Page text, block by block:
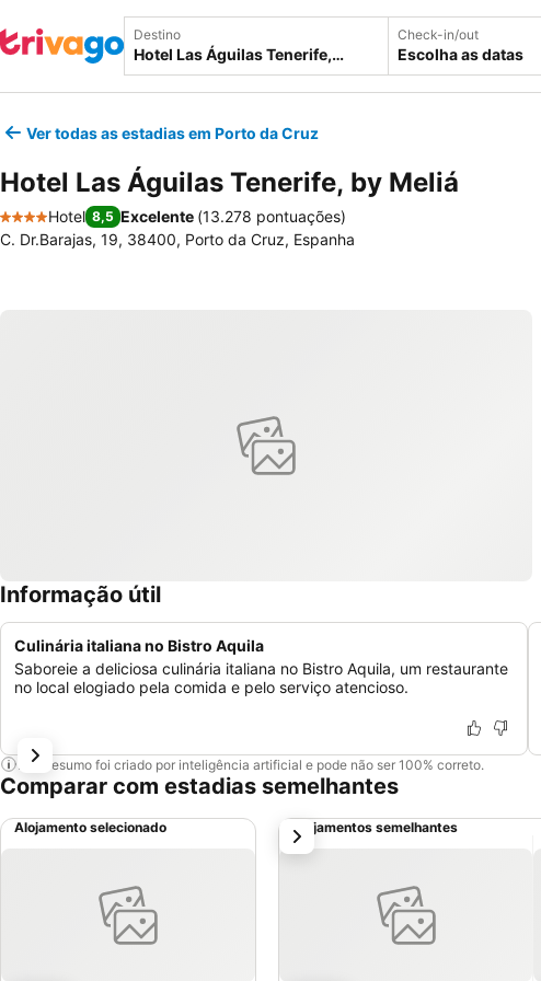
Destino Check-in/out
Escolha as datas
Ver todas as estadias em Porto da Cruz
Hotel Las Águilas Tenerife, by Meliá
4 Estrelas
Hotel 8,5 Excelente (13.278 pontuações)
C. Dr.Barajas, 19, 38400, Porto da Cruz, Espanha
Informação útil
Culinária italiana no Bistro Aquila
Saboreie a deliciosa culinária italiana no Bistro Aquila, um restaurante
no local elogiado pela comida e pelo serviço atencioso.
Este resumo foi criado por inteligência artificial e pode não ser 100% correto.
Comparar com estadias semelhantes
Alojamento selecionado Alojamentos semelhantes
próximo